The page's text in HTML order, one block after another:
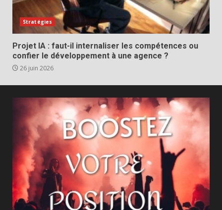
Stratégies
Projet IA : faut-il internaliser les compétences ou
confier le développement à une agence ?
26 juin 2026